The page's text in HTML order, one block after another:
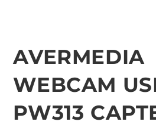
AVERMEDIA
WEBCAM
PW313